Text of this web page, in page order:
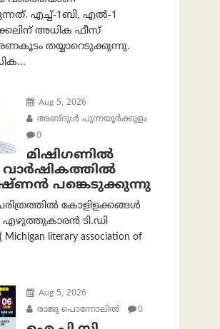
എച്ച്-1ബി, എൽ-1
അധിക ഫീസ്
തയ്യാറെടുക്കുന്നു.
Aug 5, 2026
അബ്ദുൾ പുന്നയൂർക്കുളം
0
മിഷിഗണിൽ
വാർഷികത്തിൽ
പങ്കെടുക്കുന്നു
കോളിളക്കങ്ങൾ
എഴുത്തുകാരൻ ടി.ഡി
literary association of
Aug 5, 2026
രാജു പൊന്നോലിൽ
0